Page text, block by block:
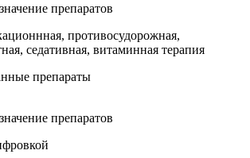
препаратов
противосудорожная,
седативная, витаминная терапия
препараты
препаратов